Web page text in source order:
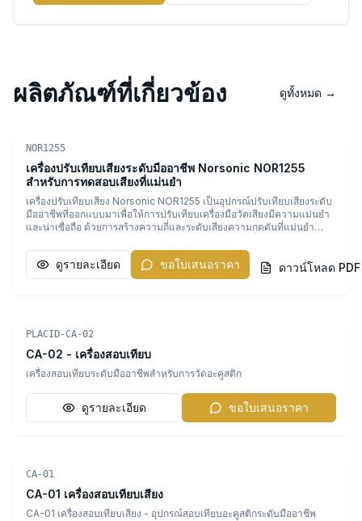
ผลิตภัณฑ์ที่เกี่ยวข้อง ดูทั้งหมด →
Acoustic Calibrators
NOR1255
เครื่องปรับเทียบเสียงระดับมืออาชีพ Norsonic NOR1255
สำหรับการทดสอบเสียงที่แม่นยำ
เครื่องปรับเทียบเสียง Norsonic NOR1255 เป็นอุปกรณ์ปรับเทียบเสียงระดับ
มืออาชีพที่ออกแบบมาเพื่อให้การปรับเทียบเครื่องมือวัดเสียงมีความแม่นยำ
และน่าเชื่อถือ ด้วยการสร้างความถี่และระดับเสียงความกดดันที่แม่นยำ
มีความสม่ำเสมอและซ้ำได้ โครงสร้างที่ทนทานตรงตามมาตรฐาน
อุตสาหกรรมที่เข้มงวด ทำให้เหมาะสมอย่างยิ่งสำหรับห้องปฏิบัติการ ที่
ปรึกษาด้านสิ่งแวดล้อม การควบคุมคุณภาพในกระบวนการผลิต และสถานที่
เสียงที่หลากหลาย การออกแบบแบบพกพาและสะดวกสบายช่วยให้การปรับ
เสียงในอาคาร การทดสอบเสียง-การสั่นสะเทือน-แรงกระแทก (NVH) ใน
อุตสาหกรรมยานยนต์และอากาศยาน รวมถึงการประเมินคุณภาพเสียงใน
ยานยนต์ การวัดเสียงในอุตสาหกรรมอากาศยาน การปฏิบัติตามกฎระเบียบ
เสียงสิ่งแวดล้อม การตรวจสอบการกันเสียงในก่อสร้าง และการควบคุม
คุณภาพในภาคการผลิต เครื่องมือนี้ช่วยให้นักวิศวกร นักวิจัย ที่ปรึกษาด้าน
ต้องการในการปรับเทียบด้วยความเสถียรสูง การใช้งานง่าย และความ
ทนทานในสภาพแวดล้อมที่ท้าทาย ติดต่อขอใบเสนอราคาวันนี้เพื่อเพิ่มความ
แม่นยำในการทดสอบเสียงและปฏิบัติตามมาตรฐานสากลของคุณ
ดูรายละเอียด ขอใบเสนอราคา ดาวน์โหลด PDF
Acoustic Calibrators
PLACID-CA-02
CA-02 - เครื่องสอบเทียบ
เครื่องสอบเทียบระดับมืออาชีพสำหรับการวัดอะคูสติก
ดูรายละเอียด ขอใบเสนอราคา
Acoustic Calibrators
CA-01
CA-01 เครื่องสอบเทียบเสียง
CA-01 เครื่องสอบเทียบเสียง - อุปกรณ์สอบเทียบอะคูสติกระดับมืออาชีพ